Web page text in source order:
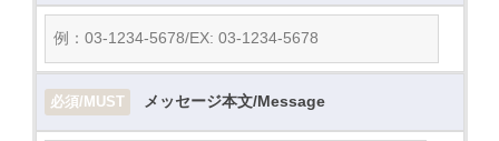
必須/MUST メッセージ本文/Message